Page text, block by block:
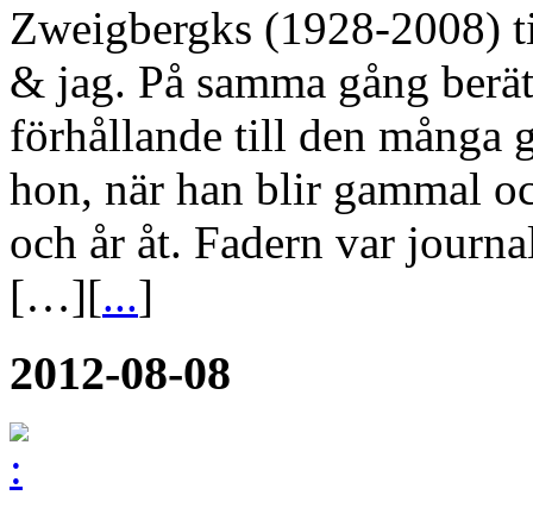
Zweigbergks (1928-2008)
& jag. På samma gång
förhållande till den många
hon, när han blir gammal
och år åt. Fadern var
[…][...]
2012-08-08